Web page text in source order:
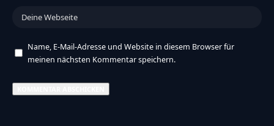
Name, E-Mail-Adresse und Website in diesem Browser für
meinen nächsten Kommentar speichern.